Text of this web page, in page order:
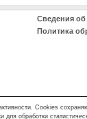
Сведения об
Политика
Cookies
обработки